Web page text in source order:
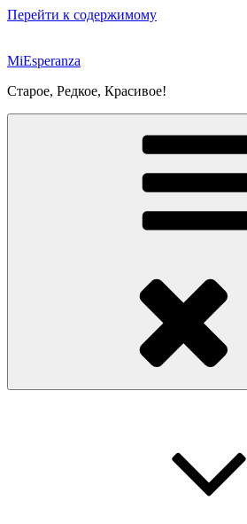
Перейти к содержимому
MiEsperanza
Старое, Редкое, Красивое!